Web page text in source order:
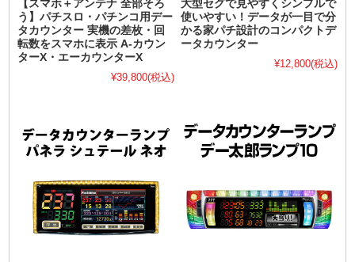
【スマホ＋アンテナ 全部そろ
う】パチスロ・パチンコ用デー
タカウンター 実機の差枚・回
転数をスマホに表示 A-カウン
ターX・エーカウンターX
¥39,800(税込)
大型セグで見やすくシンプルで
使いやすい！データが一目で分
かる家パチ設計のコンパクトデ
ータカウンター
¥12,800(税込)